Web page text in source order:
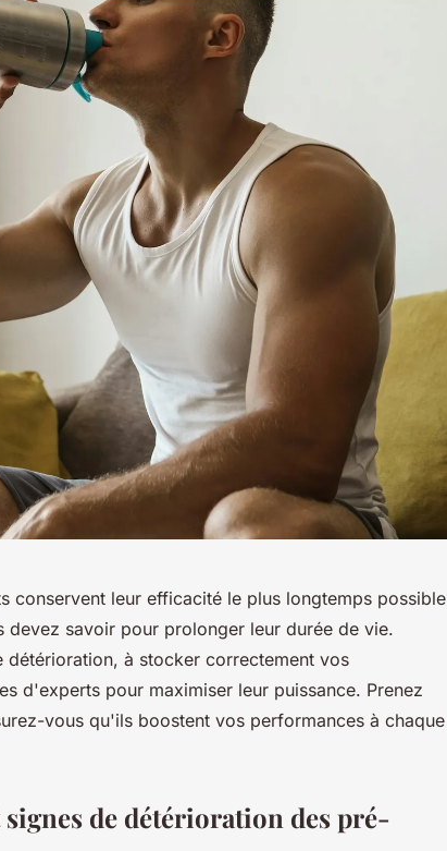
conservent leur efficacité le plus longtemps possible
savoir pour prolonger leur durée de vie.
détérioration, à stocker correctement vos
d'experts pour maximiser leur puissance. Prenez
vous qu'ils boostent vos performances à chaque
de détérioration des pré-